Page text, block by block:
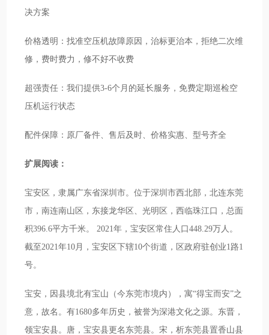
决方案
价格透明：找准空压机故障原因，治标更治本，拒绝二次维
修，费时费力，修不好不收费
超强责任：我们提供3-6个月的延长服务，免费定期巡检空
压机运行状态
配件保障：原厂备件、售后及时、价格实惠、型号齐全
扩展阅读：
宝安区，隶属广东省深圳市。位于深圳市西北部，北连东莞
市，南连南山区，东接龙华区、光明区，西临珠江口，总面
积396.6平方千米。 2021年，宝安区常住人口448.29万人。
截至2021年10月，宝安区下辖10个街道，区政府驻创业1路1
号。
宝安，因县境北有宝山（今东莞市境内），寓“得宝而安”之
意，故名。有1680多年历史，被誉为深港文化之源。东晋，
领宝安县。唐，宝安县更名东莞县。宋，析东莞县置香山县